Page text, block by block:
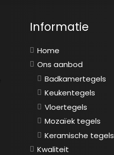
Informatie
Home
Ons aanbod
Badkamertegels
Keukentegels
Vloertegels
Mozaïek tegels
Keramische tegels
Kwaliteit